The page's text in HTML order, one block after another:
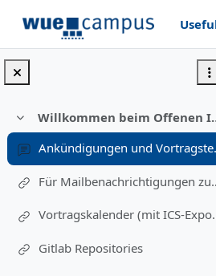
Collapse
Willkommen
Für
Gitlab Repositories